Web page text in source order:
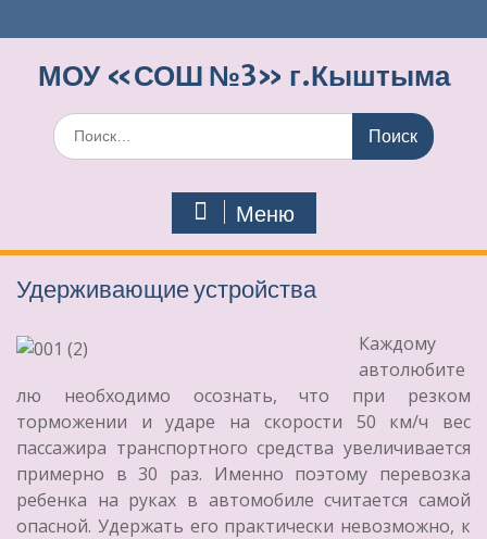
к
МОУ «СОШ №3» г.Кыштыма
Поиск
по:
Меню
Удерживающие устройства
Каждому
автолюбите
лю необходимо осознать, что при резком
торможении и ударе на скорости 50 км/ч вес
пассажира транспортного средства увеличивается
примерно в 30 раз. Именно поэтому перевозка
ребенка на руках в автомобиле считается самой
опасной. Удержать его практически невозможно, к